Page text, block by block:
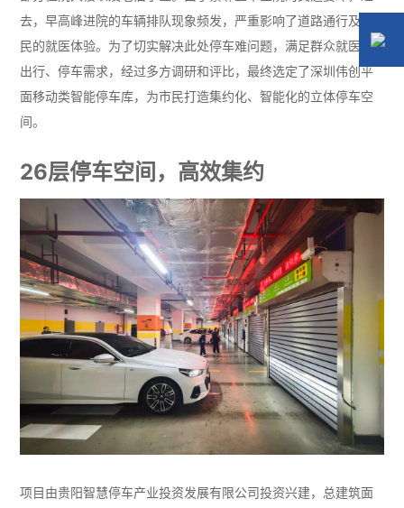
去，早高峰进院的车辆排队现象频发，严重影响了道路通行及市
民的就医体验。为了切实解决此处停车难问题，满足群众就医、
出行、停车需求，经过多方调研和评比，最终选定了深圳伟创平
面移动类智能停车库，为市民打造集约化、智能化的立体停车空
间。
26层停车空间，高效集约
项目由贵阳智慧停车产业投资发展有限公司投资兴建，总建筑面